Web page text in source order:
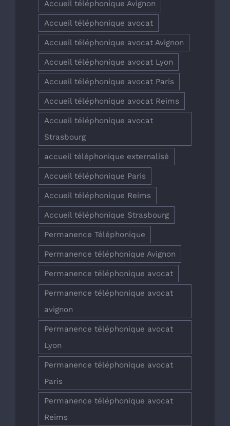
Accueil téléphonique Avignon
Accueil téléphonique avocat
Accueil téléphonique avocat Avignon
Accueil téléphonique avocat Lyon
Accueil téléphonique avocat Paris
Accueil téléphonique avocat Reims
Accueil téléphonique avocat
Strasbourg
accueil téléphonique externalisé
Accueil téléphonique Paris
Accueil téléphonique Reims
Accueil téléphonique Strasbourg
Permanence Téléphonique
Permanence téléphonique Avignon
Permanence téléphonique avocat
Permanence téléphonique avocat
avignon
Permanence téléphonique avocat
Lyon
Permanence téléphonique avocat
Paris
Permanence téléphonique avocat
Reims